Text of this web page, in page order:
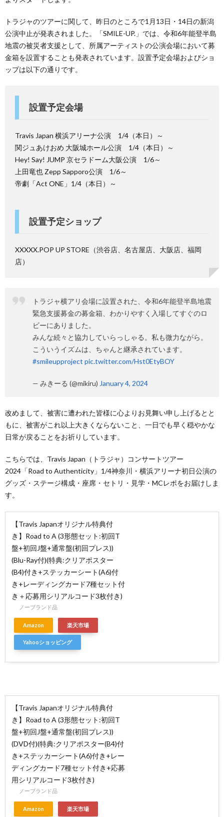
トラジャのツアーに関して、昨日のところで1月13日・14日の新潟
公演中止が発表されました。「SMILE-UP.」では、令和6年能登半島
地震の被災者支援として、所属アーティストの公演会場において募
金箱を設置することも発表されています。設置予定会場およびショ
ップは以下の通りです。
設置予定会場
Travis Japan 横浜アリーナ公演 1/4（本日）～
関ジュあけおめ 大阪城ホール公演 1/4（本日）～
Hey! Say! JUMP 京セラドーム大阪公演 1/6～
上田竜也 Zepp Sapporo公演 1/6～
帝劇「Act ONE」1/4（本日）～
設置予定ショップ
XXXXX.POP UP STORE（渋谷店、名古屋店、大阪店、福岡
店）
トラジャ横アリ会場に設置された、令和6年能登半島地震
緊急支援募金の募金箱、わかりやすく入場してすぐのロ
ビーにありました。
みんな続々と協力していらっしゃる。私も微力ながら。
こういうイズムは、ちゃんと継承されています。
#smileupproject pic.twitter.com/Hst0EtyBOY
— みきーる (@mikiru) January 4, 2024
改めまして、被害に遭われた皆様に心よりお見舞い申し上げるとと
もに、被害がこれ以上大きくならないこと、一日でも早く穏やかな
日常が戻ることをお祈りしています。
こちらでは、Travis Japan（トラジャ）コンサートツアー
2024「Road to Authenticity」1/4神奈川・横浜アリーナ初日公演の
グッズ・ステージ構成・座席・セトリ・見学・MCレポをお届けしま
す。
【Travis Japanオリジナル特典付
き】Road to A (3形態セット:初回T
盤+初回J盤+通常盤(初回プレス))
(Blu-Ray付)(特典:クリアポスター
(B4)付き+ステッカーシート(A6)付
き+レーディングカード7種セット付
き＋応募用シリアルコード3枚付き)
ノーブランド品
Amazon 楽天市場
Yahooショッピング
【Travis Japanオリジナル特典付
き】Road to A (3形態セット:初回T
盤+初回J盤+通常盤(初回プレス))
(DVD付)(特典:クリアポスター(B4)付
き+ステッカーシート(A6)付き+レー
ディングカード7種セット付き+応募
用シリアルコード3枚付き)
ノーブランド品
Amazon 楽天市場